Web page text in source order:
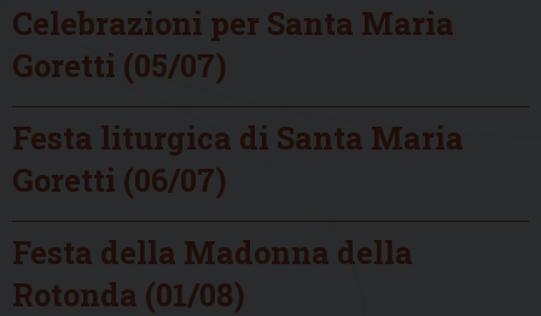
Celebrazioni per Santa Maria
Goretti (05/07)
Festa liturgica di Santa Maria
Goretti (06/07)
Festa della Madonna della
Rotonda (01/08)